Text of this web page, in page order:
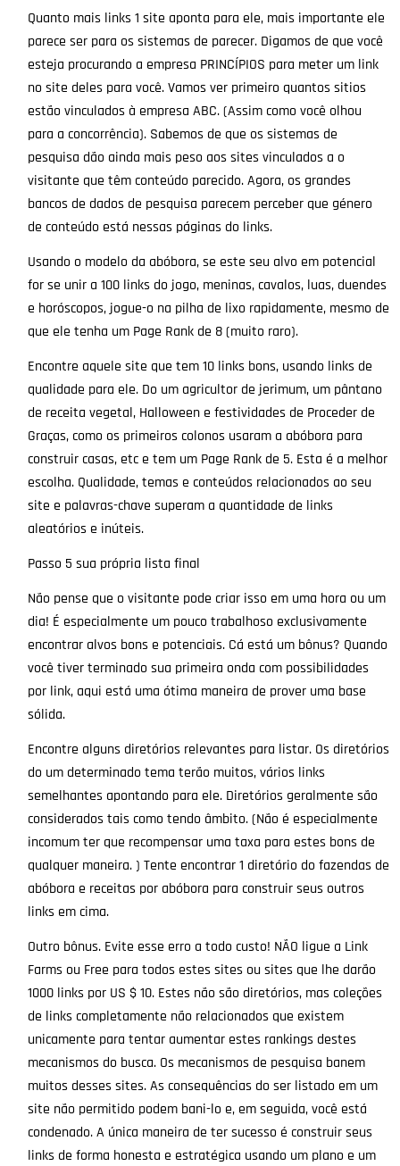
Quanto mais links 1 site aponta para ele, mais importante ele
parece ser para os sistemas de parecer. Digamos de que você
esteja procurando a empresa PRINCÍPIOS para meter um link
no site deles para você. Vamos ver primeiro quantos sitios
estão vinculados à empresa ABC. (Assim como você olhou
para a concorrência). Sabemos de que os sistemas de
pesquisa dão ainda mais peso aos sites vinculados a o
visitante que têm conteúdo parecido. Agora, os grandes
bancos de dados de pesquisa parecem perceber que género
de conteúdo está nessas páginas do links.
Usando o modelo da abóbora, se este seu alvo em potencial
for se unir a 100 links do jogo, meninas, cavalos, luas, duendes
e horóscopos, jogue-o na pilha de lixo rapidamente, mesmo de
que ele tenha um Page Rank de 8 (muito raro).
Encontre aquele site que tem 10 links bons, usando links de
qualidade para ele. Do um agricultor de jerimum, um pântano
de receita vegetal, Halloween e festividades de Proceder de
Graças, como os primeiros colonos usaram a abóbora para
construir casas, etc e tem um Page Rank de 5. Esta é a melhor
escolha. Qualidade, temas e conteúdos relacionados ao seu
site e palavras-chave superam a quantidade de links
aleatórios e inúteis.
Passo 5 sua própria lista final
Não pense que o visitante pode criar isso em uma hora ou um
dia! É especialmente um pouco trabalhoso exclusivamente
encontrar alvos bons e potenciais. Cá está um bônus? Quando
você tiver terminado sua primeira onda com possibilidades
por link, aqui está uma ótima maneira de prover uma base
sólida.
Encontre alguns diretórios relevantes para listar. Os diretórios
do um determinado tema terão muitos, vários links
semelhantes apontando para ele. Diretórios geralmente são
considerados tais como tendo âmbito. (Não é especialmente
incomum ter que recompensar uma taxa para estes bons de
qualquer maneira. ) Tente encontrar 1 diretório do fazendas de
abóbora e receitas por abóbora para construir seus outros
links em cima.
Outro bônus. Evite esse erro a todo custo! NÃO ligue a Link
Farms ou Free para todos estes sites ou sites que lhe darão
1000 links por US $ 10. Estes não são diretórios, mas coleções
de links completamente não relacionados que existem
unicamente para tentar aumentar estes rankings destes
mecanismos do busca. Os mecanismos de pesquisa banem
muitos desses sites. As consequências do ser listado em um
site não permitido podem bani-lo e, em seguida, você está
condenado. A única maneira de ter sucesso é construir seus
links de forma honesta e estratégica usando um plano e um